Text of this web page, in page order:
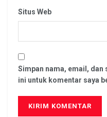
Situs Web
Simpan nama, email, dan
ini untuk komentar saya